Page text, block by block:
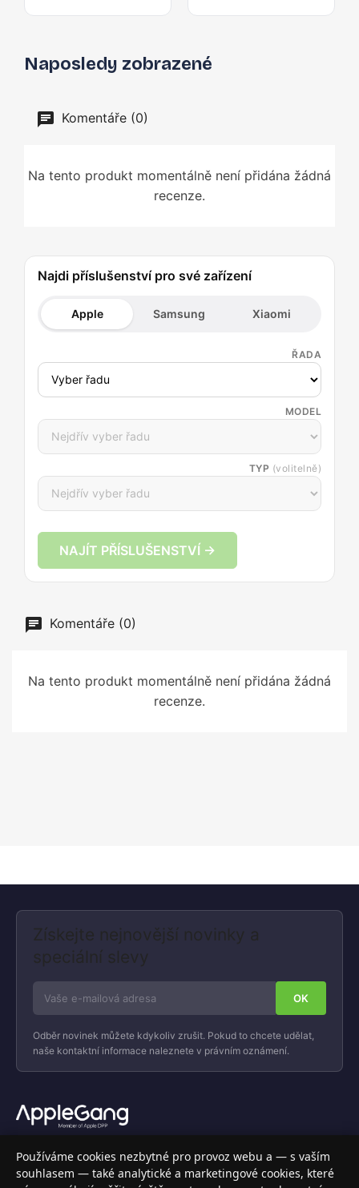
Naposledy zobrazené
Komentáře (0)
Na tento produkt momentálně není přidána žádná
recenze.
Najdi příslušenství pro své zařízení
Apple Samsung Xiaomi
ŘADA
MODEL
TYP (volitelně)
NAJÍT PŘÍSLUŠENSTVÍ →
Komentáře (0)
Na tento produkt momentálně není přidána žádná
recenze.
Získejte nejnovější novinky a
speciální slevy
Odběr novinek můžete kdykoliv zrušit. Pokud to chcete udělat,
naše kontaktní informace naleznete v právním oznámení.
Váš specializovaný obchod s Apple produkty, příslušenstvím a
elektronikou. Nakupujte bezpečně a s jistotou.
Používáme cookies nezbytné pro provoz webu a — s vaším
souhlasem — také analytické a marketingové cookies, které